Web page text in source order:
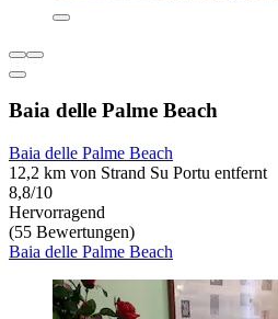
Baia delle Palme Beach
Baia delle Palme Beach
12,2 km von Strand Su Portu entfernt
8,8/10
Hervorragend
(55 Bewertungen)
Baia delle Palme Beach